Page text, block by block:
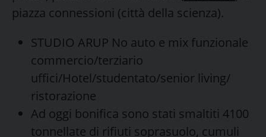
piazza connessioni (città della scienza).
STUDIO ARUP No auto e mix funzionale
commercio/terziario
uffici/Hotel/studentato/senior living/
ristorazione
Ad oggi bonifica sono stati smaltiti 4100
tonnellate di rifiuti soprasuolo, cumuli